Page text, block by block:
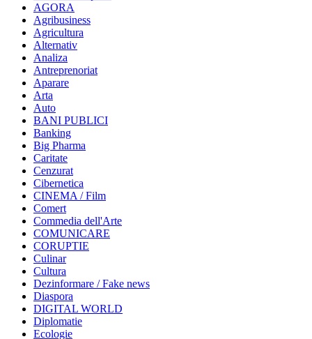
AGORA
Agribusiness
Agricultura
Alternativ
Analiza
Antreprenoriat
Aparare
Arta
Auto
BANI PUBLICI
Banking
Big Pharma
Caritate
Cenzurat
Cibernetica
CINEMA / Film
Comert
Commedia dell'Arte
COMUNICARE
CORUPTIE
Culinar
Cultura
Dezinformare / Fake news
Diaspora
DIGITAL WORLD
Diplomatie
Ecologie